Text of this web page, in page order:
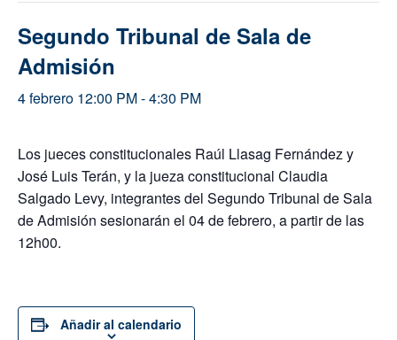
Segundo Tribunal de Sala de
Admisión
4 febrero 12:00 PM-4:30 PM
Los jueces constitucionales Raúl Llasag Fernández y
José Luis Terán, y la jueza constitucional Claudia
Salgado Levy, integrantes del Segundo Tribunal de Sala
de Admisión sesionarán el 04 de febrero, a partir de las
12h00.
Añadir al calendario